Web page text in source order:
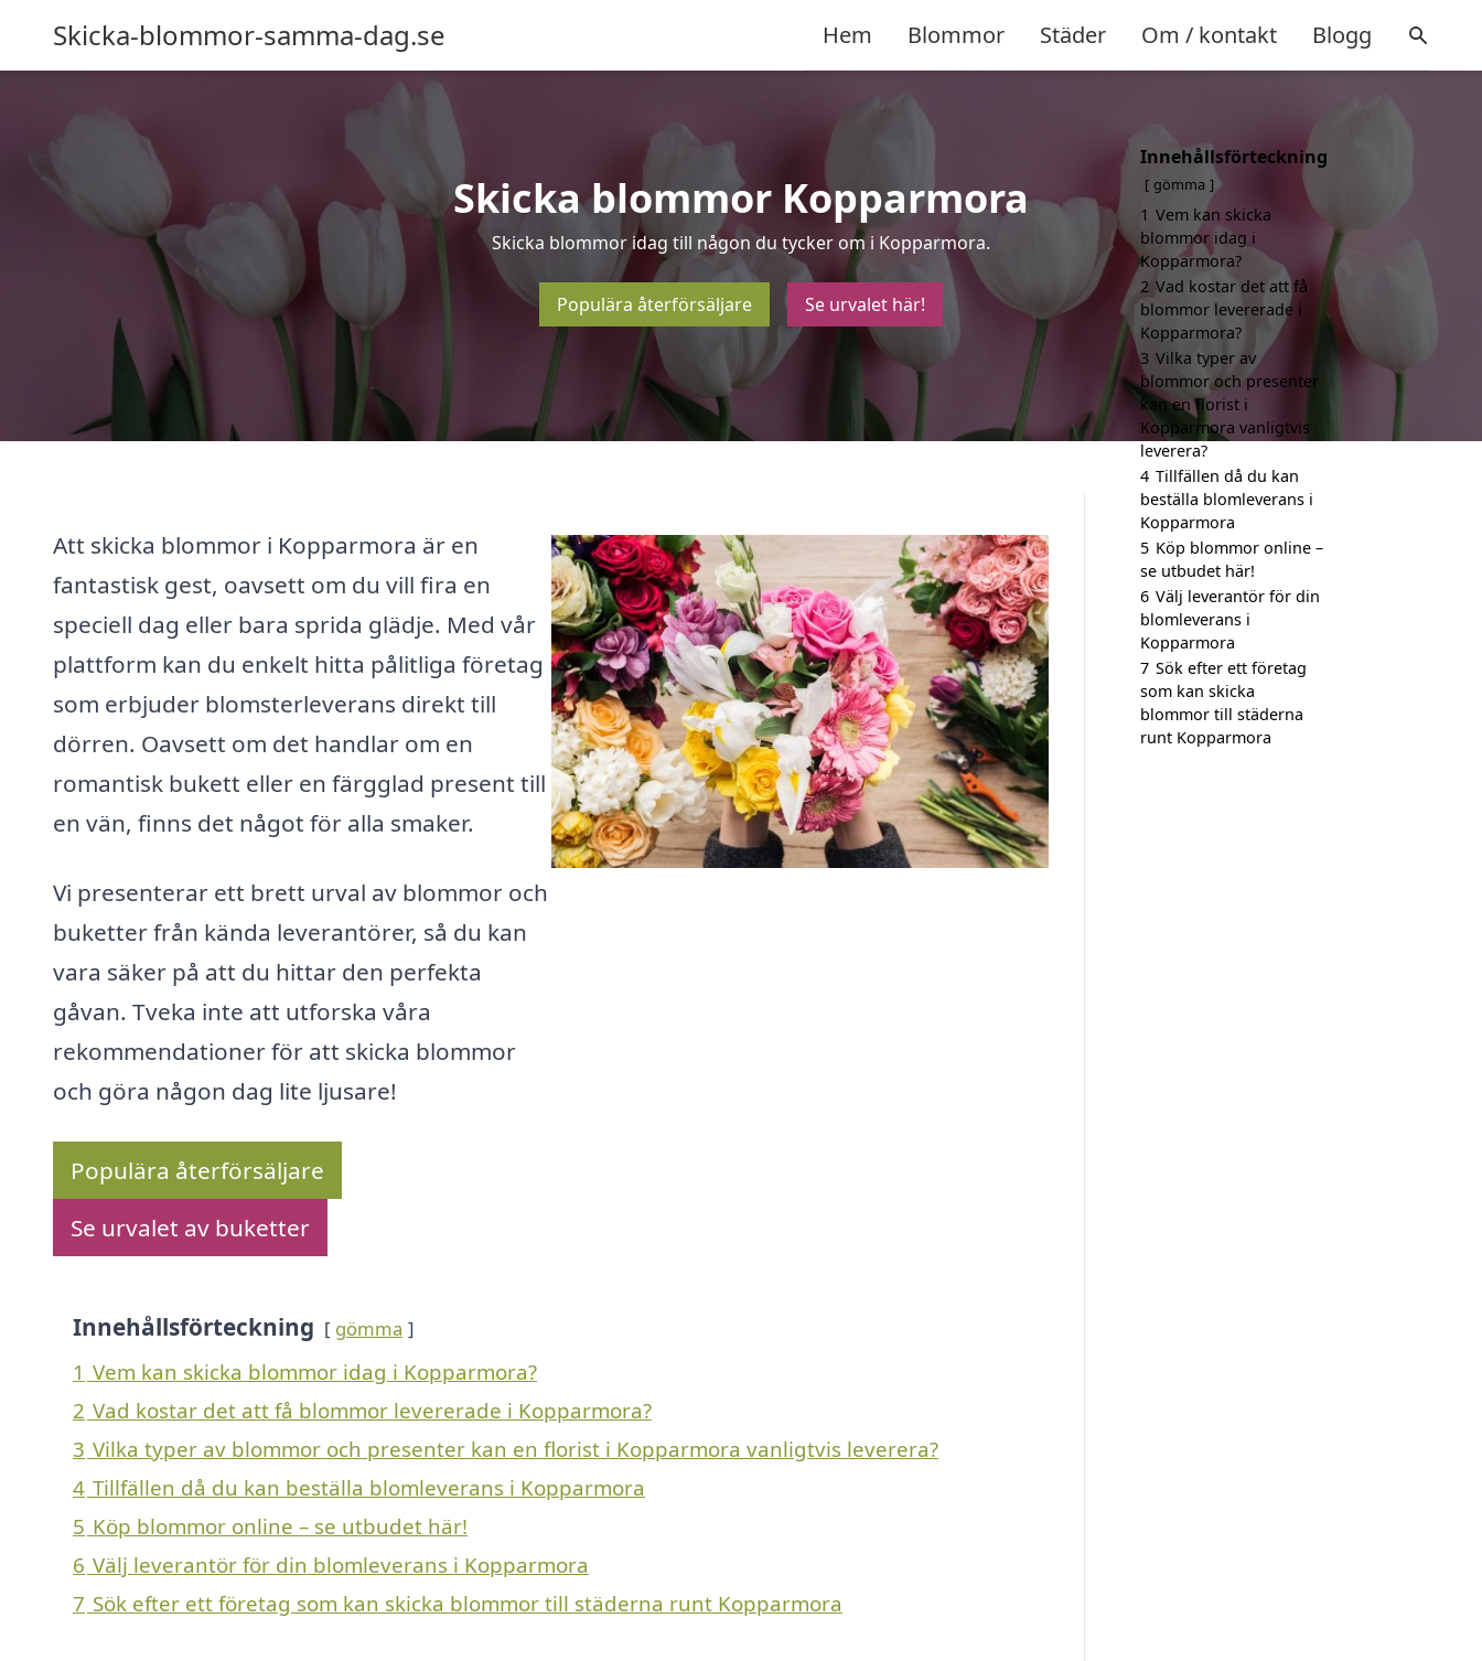
Skicka-blommor-samma-dag.se Hem Blommor Städer Om / kontakt Blogg
Skicka blommor Kopparmora
Skicka blommor idag till någon du tycker om i Kopparmora.
Populära återförsäljare Se urvalet här!
Att skicka blommor i Kopparmora är en
fantastisk gest, oavsett om du vill fira en
speciell dag eller bara sprida glädje. Med vår
plattform kan du enkelt hitta pålitliga företag
som erbjuder blomsterleverans direkt till
dörren. Oavsett om det handlar om en
romantisk bukett eller en färgglad present till
en vän, finns det något för alla smaker.
Vi presenterar ett brett urval av blommor och
buketter från kända leverantörer, så du kan
vara säker på att du hittar den perfekta
gåvan. Tveka inte att utforska våra
rekommendationer för att skicka blommor
och göra någon dag lite ljusare!
Populära återförsäljare
Se urvalet av buketter
Innehållsförteckning gömma
1 Vem kan skicka blommor idag i Kopparmora?
2 Vad kostar det att få blommor levererade i Kopparmora?
3 Vilka typer av blommor och presenter kan en florist i Kopparmora vanligtvis leverera?
4 Tillfällen då du kan beställa blomleverans i Kopparmora
5 Köp blommor online – se utbudet här!
6 Välj leverantör för din blomleverans i Kopparmora
7 Sök efter ett företag som kan skicka blommor till städerna runt Kopparmora
Innehållsförteckning
gömma
1 Vem kan skicka
blommor idag i
Kopparmora?
2 Vad kostar det att få
blommor levererade i
Kopparmora?
3 Vilka typer av
blommor och presenter
kan en florist i
Kopparmora vanligtvis
leverera?
4 Tillfällen då du kan
beställa blomleverans i
Kopparmora
5 Köp blommor online –
se utbudet här!
6 Välj leverantör för din
blomleverans i
Kopparmora
7 Sök efter ett företag
som kan skicka
blommor till städerna
runt Kopparmora